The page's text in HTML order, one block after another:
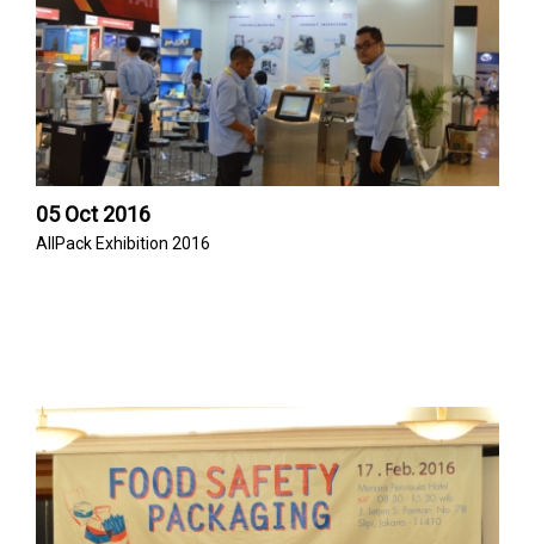
05 Oct 2016
AllPack Exhibition 2016